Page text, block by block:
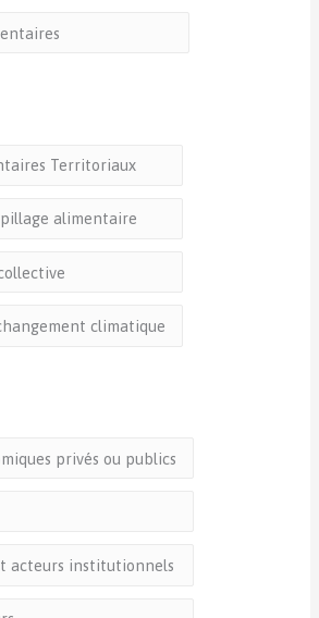
Territoriaux
alimentaire
climatique
privés ou publics
acteurs institutionnels